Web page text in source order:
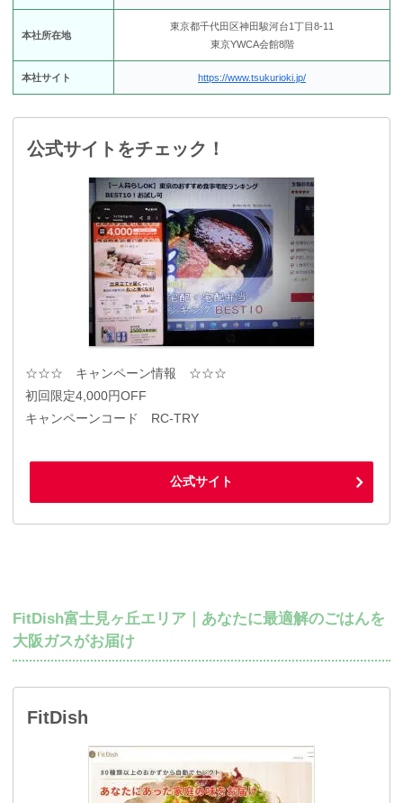
本社所在地
東京都千代田区神田駿河台1丁目8-11
東京YWCA会館8階
本社サイト https://www.tsukurioki.jp/
公式サイトをチェック！
☆☆☆ キャンペーン情報 ☆☆☆
初回限定4,000円OFF
キャンペーンコード RC-TRY
公式サイト
FitDish富士見ヶ丘エリア｜あなたに最適解のごはんを
大阪ガスがお届け
FitDish